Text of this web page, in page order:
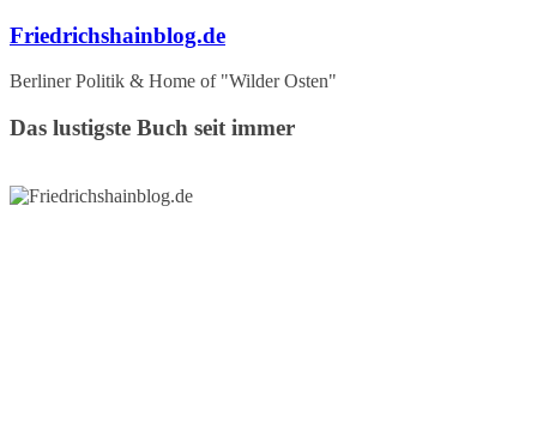
Zum
springen
Friedrichshainblog.de
Berliner Politik & Home of "Wilder Osten"
Das lustigste Buch seit immer